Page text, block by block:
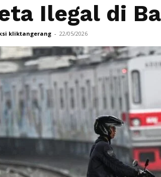
Ilegal di
kliktangerang - 22/05/2026